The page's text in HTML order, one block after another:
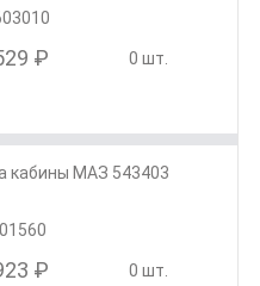
₽ 0 шт.
кабины МАЗ 543403
₽ 0 шт.